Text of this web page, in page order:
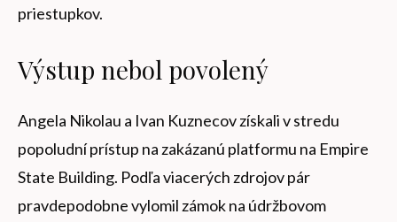
priestupkov.
Výstup nebol povolený
Angela Nikolau a Ivan Kuznecov získali v stredu
popoludní prístup na zakázanú platformu na Empire
State Building. Podľa viacerých zdrojov pár
pravdepodobne vylomil zámok na údržbovom